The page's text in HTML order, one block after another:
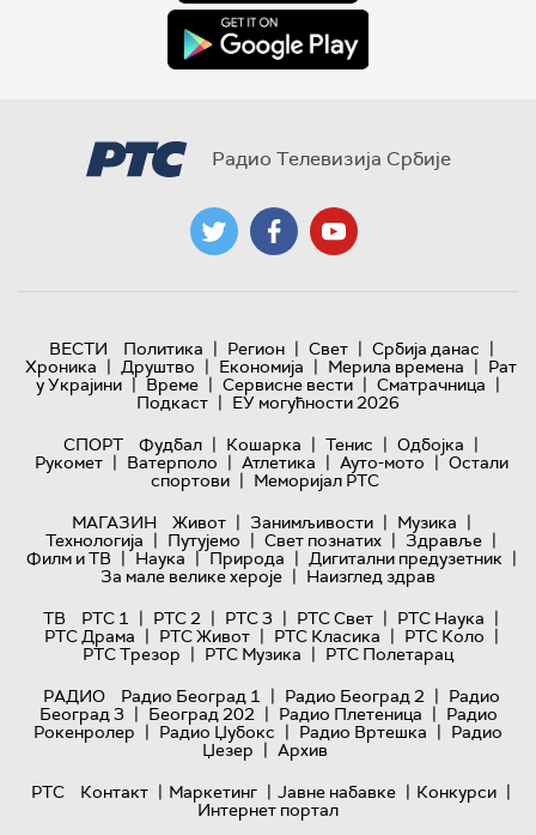
Радио Телевизија Србије
ВЕСТИ Политика | Регион | Свет | Србија данас |
Хроника | Друштво | Економија | Мерила времена | Рат
у Украјини | Време | Сервисне вести | Сматрачница |
Подкаст | ЕУ могућности 2026
СПОРТ
Фудбал | Кошарка | Тенис | Одбојка |
Рукомет | Ватерполо | Атлетика | Ауто-мото | Остали
спортови | Меморијал РТС
МАГАЗИН
Живот | Занимљивости | Музика |
Технологијa | Путујемо | Свет познатих | Здравље |
Филм и ТВ | Наука | Природа | Дигитални предузетник |
За мале велике хероје | Наизглед здрав
ТВ
РТС 1 | РТС 2 | РТС 3 | РТС Свет | РТС Наука |
РТС Драма | РТС Живот | РТС Класика | РТС Коло |
РТС Трезор | РТС Музика | РТС Полетарац
РАДИО
Радио Београд 1 | Радио Београд 2 | Радио
Београд 3 | Београд 202 | Радио Плетеница | Радио
Рокенролер | Радио Џубокс | Радио Вртешка | Радио
Џезер | Архив
РТС
Контакт | Маркетинг | Јавне набавке | Конкурси |
Интернет портал